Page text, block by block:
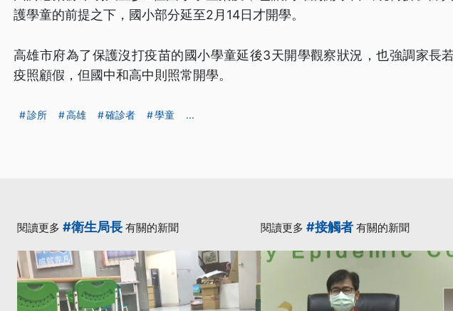
護學童的前提之下，國小部分延至2月14日才開學。
高雄市府為了保護沒打疫苗的國小學童延後3天開學觀察狀況，也強調家長
疫照顧假，但國中和高中則照常開學。
診所 高雄 確診者 學童 ...
閱讀更多 #衛生局長 有關的新聞 閱讀更多 #接觸者 有關的新聞